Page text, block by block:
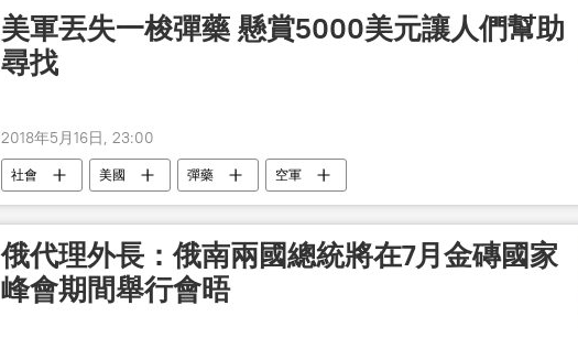
美軍丟失一梭彈藥 懸賞5000美元讓人們幫助
尋找
2018年5月16日, 23:00
社會 美國 彈藥 空軍
俄代理外長：俄南兩國總統將在7月金磚國家
峰會期間舉行會晤